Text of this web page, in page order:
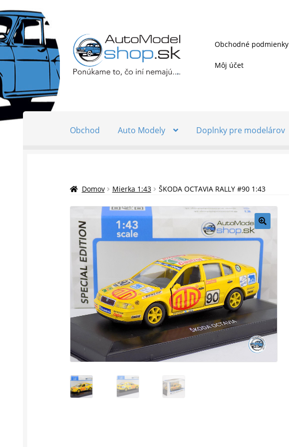
Preskočiť
na
navigáciu
Preskočiť
na
obsah
Obchodné podmienky
Môj účet
Obchod Auto Modely Doplnky pre modelárov
Domov Mierka 1:43 ŠKODA OCTAVIA RALLY #90 1:43
🔍